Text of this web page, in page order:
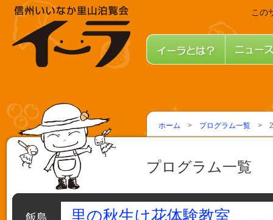
この
ホーム > プログラム一覧 >
プログラム一覧
里の秋生け花体験教室
飯島